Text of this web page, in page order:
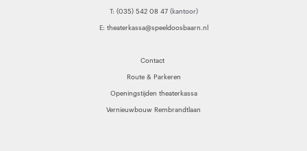
T: (035) 542 08 47(kantoor)
E: theaterkassa@speeldoosbaarn.nl
Contact
Route & Parkeren
Openingstijden theaterkassa
Vernieuwbouw Rembrandtlaan